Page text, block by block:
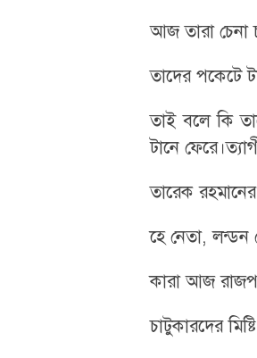
আজ তারা চেনা
তাদের পকেটে
তাই বলে কি
টানে
​তারেক
​হে নেতা, লন্ডন
কারা আজ
চাটুকারদের